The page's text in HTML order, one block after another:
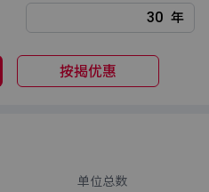
年
按揭优惠
单位总数